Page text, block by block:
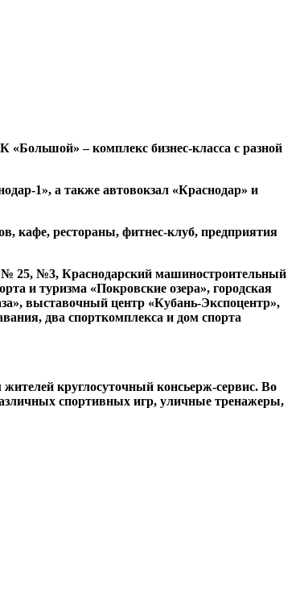
– комплекс бизнес-класса с разной
1», а также автовокзал «Краснодар» и
кафе, рестораны, фитнес-клуб, предприятия
№ 25, №3, Краснодарский машиностроительный
и туризма «Покровские озера», городская
выставочный центр «Кубань-Экспоцентр»,
два спорткомплекса и дом спорта
круглосуточный консьерж-сервис. Во
спортивных игр, уличные тренажеры,